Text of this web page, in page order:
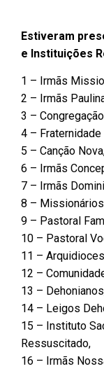
Estiveram
e Instituições
1 – Irmãs
2 – Irmãs
3 –
4 –
5 – Canção
6 – Irmãs
7 – Irmãs
8 –
9 – Pastoral
10 – Pastoral
11 –
12 –
13 –
14 – Leigos
15 – Instituto
Ressuscitado,
16 – Irmãs